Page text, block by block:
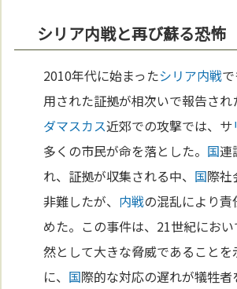
シリア内戦と再び蘇る恐怖
2010年代に始まったシリア内戦
用された証拠が相次いで報告さ
ダマスカス近郊での攻撃では、サ
多くの市民が命を落とした。 国連
れ、証拠が収集される中、 国際社
非難したが、 内戦の混乱により
めた。この事件は、21世紀におい
然として大きな脅威であること
に、 国際的な対応の遅れが犠牲